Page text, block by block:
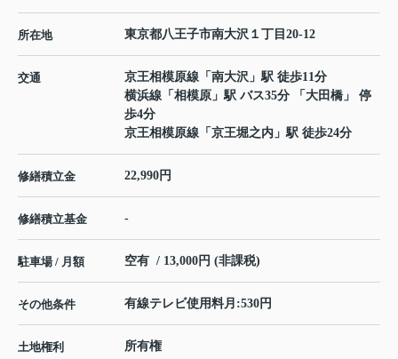
所在地 東京都八王子市南大沢 １丁目20-12
交通 京王相模原線 「 南大沢 」駅 徒歩11分
横浜線 「 相模原 」駅 バス35分 「大田橋」 停
歩4分
京王相模原線 「 京王堀之内 」駅 徒歩24分
修繕積立金 22,990円
修繕積立基金 -
駐車場 / 月額 空有 / 13,000円 (非課税)
その他条件 有線テレビ使用料月:530円
土地権利 所有権